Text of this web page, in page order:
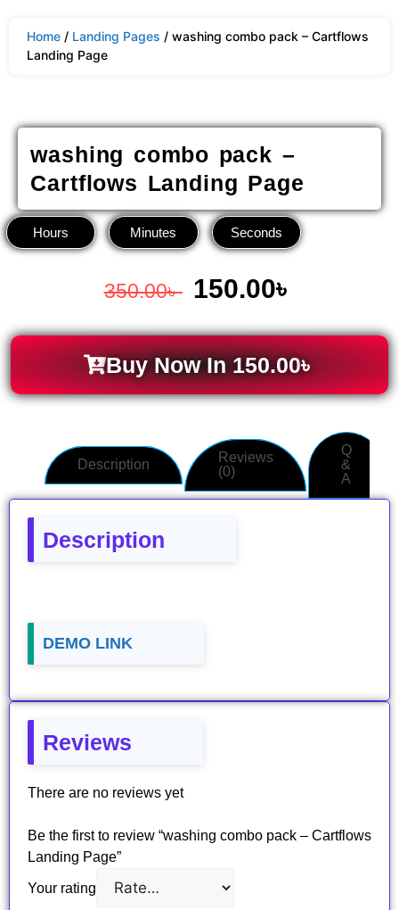
Home / Landing Pages / washing combo pack – Cartflows
Landing Page
washing combo pack –
Cartflows Landing Page
Hours Minutes Seconds
350.00৳ 150.00৳
Buy Now In150.00৳
Description
Reviews
(0)
Q
&
A
Description
DEMO LINK
Reviews
There are no reviews yet
Be the first to review “washing combo pack – Cartflows
Landing Page”
Your rating